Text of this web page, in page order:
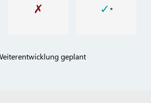
✗ ✓*
geplant